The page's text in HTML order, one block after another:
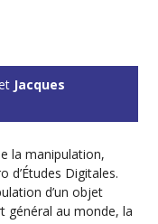
Jacques
la manipulation,
Digitales.
d’un objet
général au monde, la